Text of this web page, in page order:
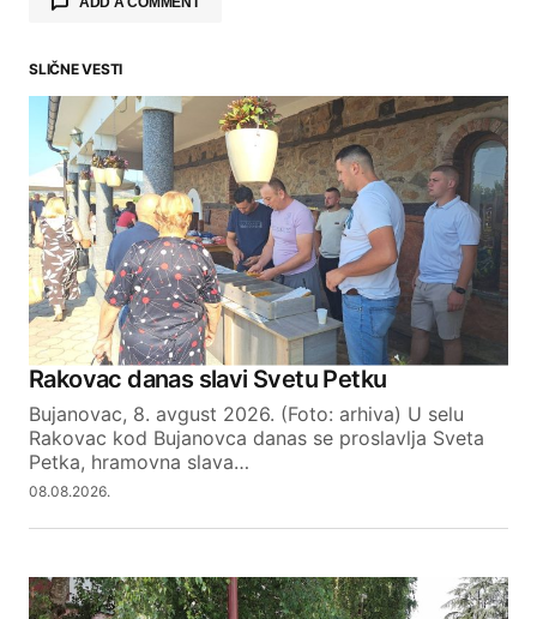
Your email address will not be published.
Required fields are marked*
Comment*
Your Name
Your E-mail
SLIČNE VESTI
Rakovac danas slavi Svetu Petku
Bujanovac, 8. avgust 2026. (Foto: arhiva) U selu
Rakovac kod Bujanovca danas se proslavlja Sveta
Petka, hramovna slava…
08.08.2026.